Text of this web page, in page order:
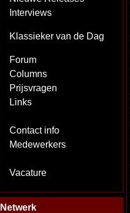
Interviews
Klassieker van de Dag
Forum
Columns
Prijsvragen
Links
Contact info
Medewerkers
Vacature
Netwerk